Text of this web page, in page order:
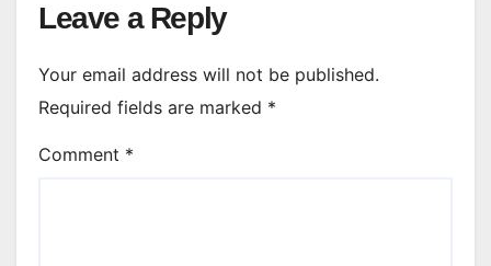
Leave a Reply
Your email address will not be published.
Required fields are marked *
Comment *